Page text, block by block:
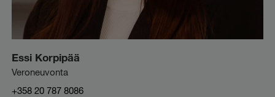
Essi Korpipää
Veroneuvonta
+358 20 787 8086